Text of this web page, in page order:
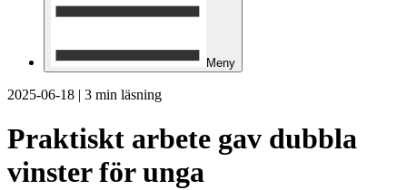
Meny
2025-06-18 | 3 min läsning
Praktiskt arbete gav dubbla
vinster för unga